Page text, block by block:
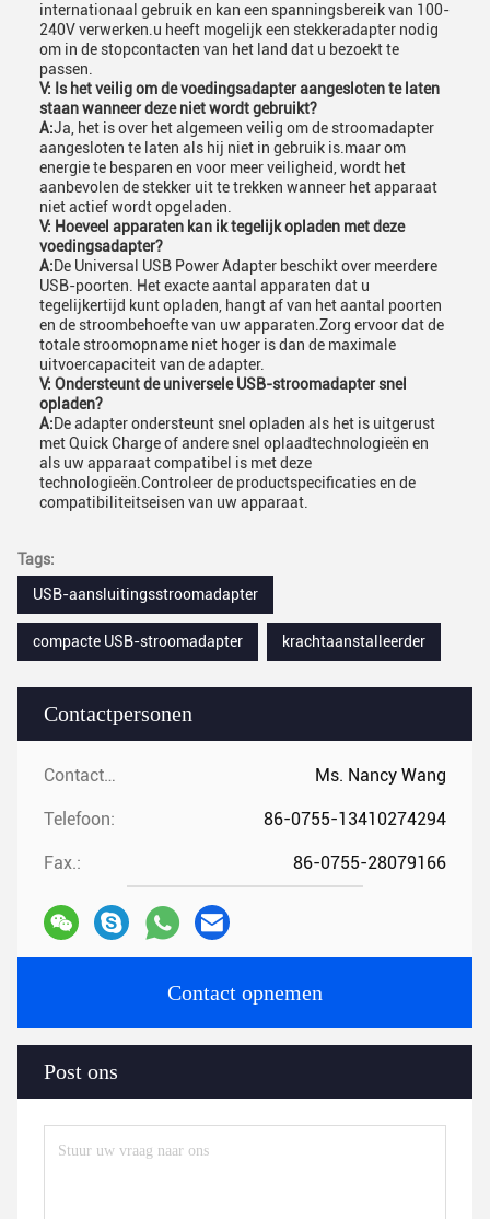
Contactpersonen
Contactpersonen: Ms. Nancy Wang
Telefoon: 86-0755-13410274294
Fax.: 86-0755-28079166
Contact opnemen
Post ons
internationaal gebruik en kan een spanningsbereik van 100-
240V verwerken.u heeft mogelijk een stekkeradapter nodig
om in de stopcontacten van het land dat u bezoekt te
passen.
V: Is het veilig om de voedingsadapter aangesloten te laten
staan wanneer deze niet wordt gebruikt?
A:Ja, het is over het algemeen veilig om de stroomadapter
aangesloten te laten als hij niet in gebruik is.maar om
energie te besparen en voor meer veiligheid, wordt het
aanbevolen de stekker uit te trekken wanneer het apparaat
niet actief wordt opgeladen.
V: Hoeveel apparaten kan ik tegelijk opladen met deze
voedingsadapter?
A:De Universal USB Power Adapter beschikt over meerdere
USB-poorten. Het exacte aantal apparaten dat u
tegelijkertijd kunt opladen, hangt af van het aantal poorten
en de stroombehoefte van uw apparaten.Zorg ervoor dat de
totale stroomopname niet hoger is dan de maximale
uitvoercapaciteit van de adapter.
V: Ondersteunt de universele USB-stroomadapter snel
opladen?
A:De adapter ondersteunt snel opladen als het is uitgerust
met Quick Charge of andere snel oplaadtechnologieën en
als uw apparaat compatibel is met deze
technologieën.Controleer de productspecificaties en de
compatibiliteitseisen van uw apparaat.
Tags:
USB-aansluitingsstroomadapter
compacte USB-stroomadapter krachtaanstalleerder